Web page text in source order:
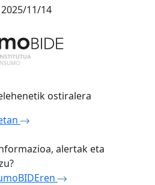
2025/11/14
ostiralera
alertak eta